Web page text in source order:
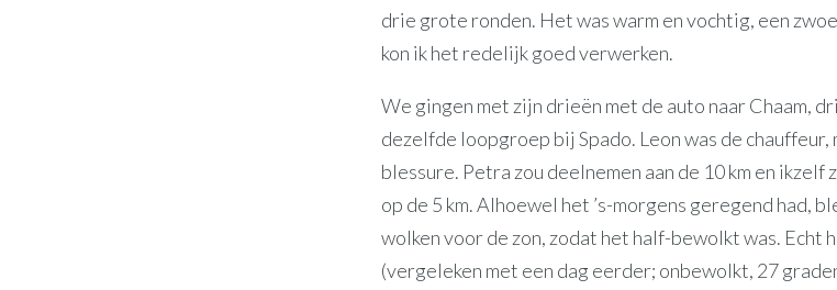
drie grote ronden. Het was warm en vochtig, een
kon ik het redelijk goed verwerken.
We gingen met zijn drieën met de auto naar Chaam,
dezelfde loopgroep bij Spado. Leon was de chauffeur,
blessure. Petra zou deelnemen aan de 10 km en
op de 5 km. Alhoewel het ’s-morgens geregend had,
wolken voor de zon, zodat het half-bewolkt was. Echt
(vergeleken met een dag eerder; onbewolkt, 27